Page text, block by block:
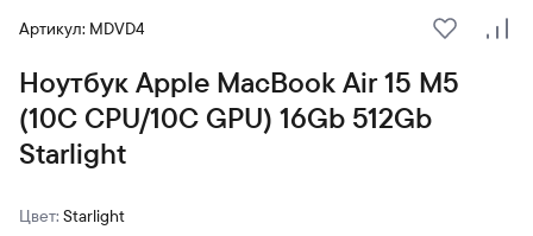
Артикул: MDVD4
В
Ноутбук Apple MacBook Air 15 M5
(10C CPU/10C GPU) 16Gb 512Gb
Starlight
Цвет: Starlight